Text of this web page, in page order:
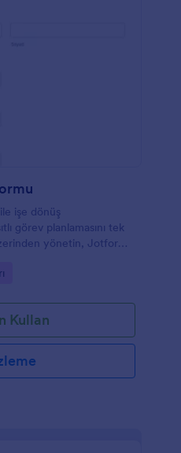
işe dönüş
görev planlamasını tek
yönetin, Jotform
Kullan